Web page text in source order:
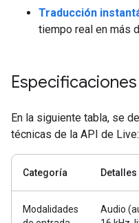
Traducción
tiempo real en más
En la siguiente tabla, se
técnicas de la API de Live:
Categoría Detalles
Modalidades
Audio